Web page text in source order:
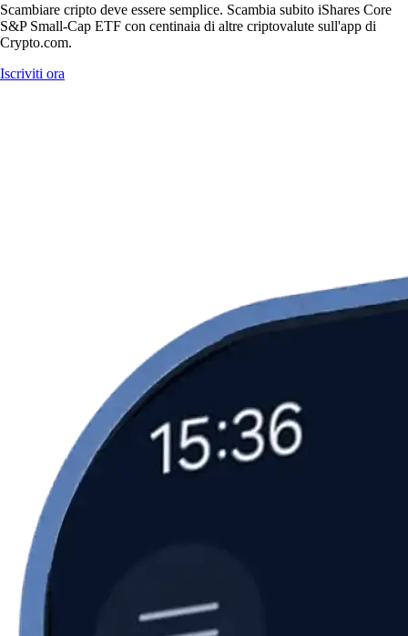
Scambiare cripto deve essere semplice. Scambia subito iShares Core
S&P Small-Cap ETF con centinaia di altre criptovalute sull'app di
Crypto.com.
Iscriviti ora